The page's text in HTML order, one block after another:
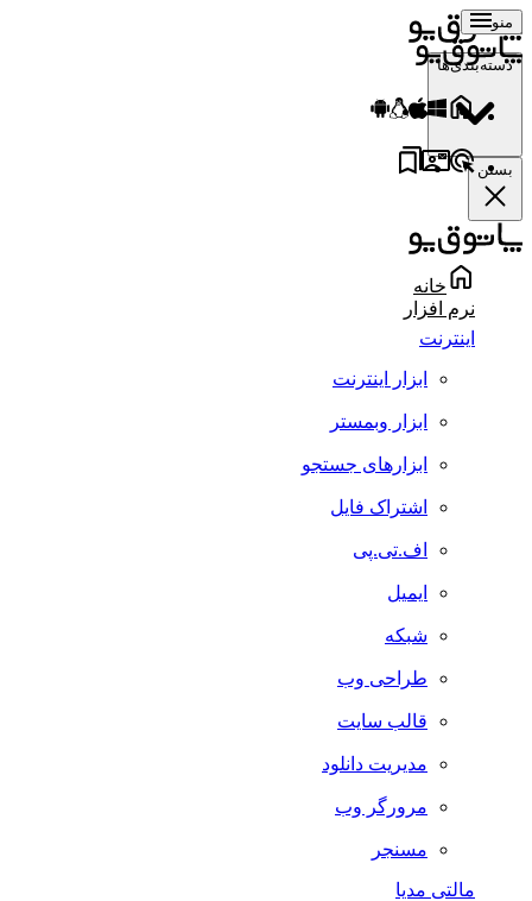
منو
دسته‌بندی‌ها
بستن
خانه
نرم افزار
اینترنت
ابزار اینترنت
ابزار وبمستر
ابزارهای جستجو
اشتراک فایل
اف.تی.پی
ایمیل
شبکه
طراحی وب
قالب سایت
مدیریت دانلود
مرورگر وب
مسنجر
مالتی مدیا